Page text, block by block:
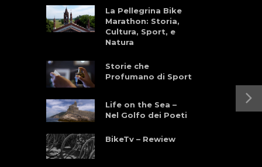
La Pellegrina Bike
Marathon: Storia,
Cultura, Sport, e
Natura
Storie che
Profumano di Sport
Life on the Sea –
Nel Golfo dei Poeti
BikeTv – Rewiew